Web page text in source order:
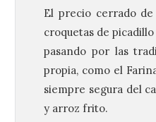
El precio cerrado de
croquetas de
pasando por las
propia, como el
siempre segura del
y arroz frito.